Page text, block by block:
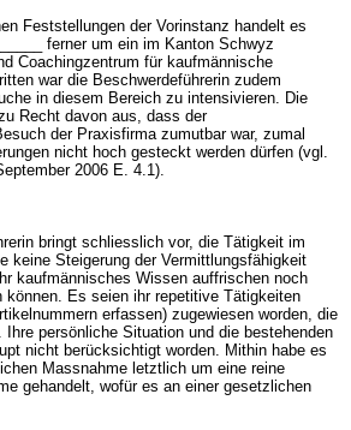
Feststellungen der Vorinstanz handelt es
ferner um ein im Kanton Schwyz
Coachingzentrum für kaufmännische
war die Beschwerdeführerin zudem
in diesem Bereich zu intensivieren. Die
Recht davon aus, dass der
der Praxisfirma zumutbar war, zumal
nicht hoch gesteckt werden dürfen (vgl.
2006 E. 4.1).
bringt schliesslich vor, die Tätigkeit im
keine Steigerung der Vermittlungsfähigkeit
kaufmännisches Wissen auffrischen noch
können. Es seien ihr repetitive Tätigkeiten
erfassen) zugewiesen worden, die
persönliche Situation und die bestehenden
nicht berücksichtigt worden. Mithin habe es
Massnahme letztlich um eine reine
gehandelt, wofür es an einer gesetzlichen